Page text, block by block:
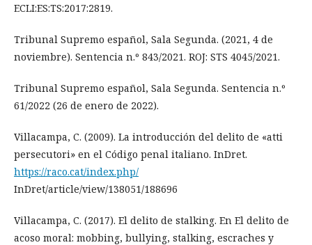
ECLI:ES:TS:2017:2819.
Tribunal Supremo español, Sala Segunda. (2021, 4 de
noviembre). Sentencia n.º 843/2021. ROJ: STS 4045/2021.
Tribunal Supremo español, Sala Segunda. Sentencia n.º
61/2022 (26 de enero de 2022).
Villacampa, C. (2009). La introducción del delito de «atti
persecutori» en el Código penal italiano. InDret.
https://raco.cat/index.php/
InDret/article/view/138051/188696
Villacampa, C. (2017). El delito de stalking. En El delito de
acoso moral: mobbing, bullying, stalking, escraches y